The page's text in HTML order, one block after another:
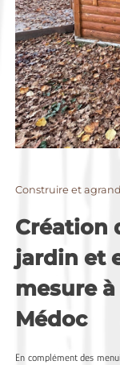
Construire et
Création
jardin et
mesure
Médoc
En complément des